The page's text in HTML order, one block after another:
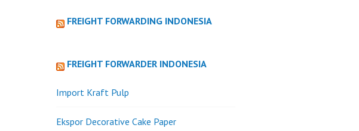
FREIGHT FORWARDING INDONESIA
FREIGHT FORWARDER INDONESIA
Import Kraft Pulp
Ekspor Decorative Cake Paper